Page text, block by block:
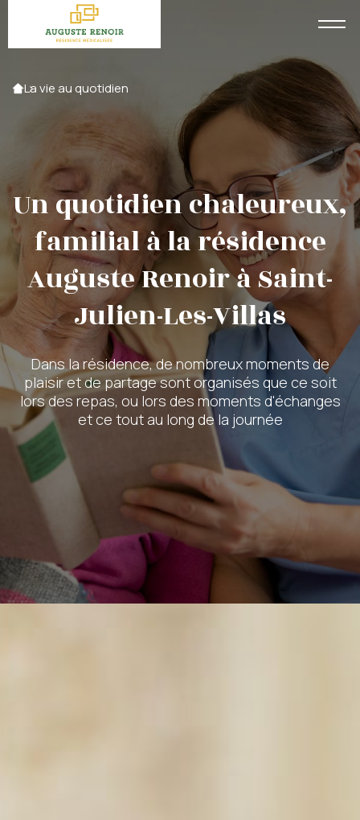
Accueil
La vie au quotidien
Un quotidien chaleureux,
familial à la résidence
Auguste Renoir à Saint-
Julien-Les-Villas
Dans la résidence, de nombreux moments de
plaisir et de partage sont organisés que ce soit
lors des repas, ou lors des moments d'échanges
et ce tout au long de la journée